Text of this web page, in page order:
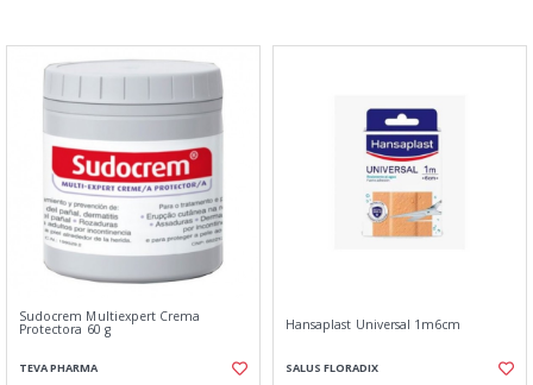
Sudocrem Multiexpert Crema
Protectora 60 g
TEVA PHARMA
Hansaplast Universal 1m6cm
SALUS FLORADIX